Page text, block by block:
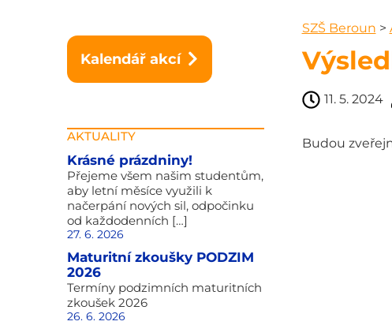
Kalendář akcí
AKTUALITY
Krásné prázdniny!
Přejeme všem našim studentům,
aby letní měsíce využili k
načerpání nových sil, odpočinku
od každodenních […]
27. 6. 2026
Maturitní zkoušky PODZIM
2026
Termíny podzimních maturitních
zkoušek 2026
26. 6. 2026
SZŠ Beroun >
11. 5. 2024
Budou